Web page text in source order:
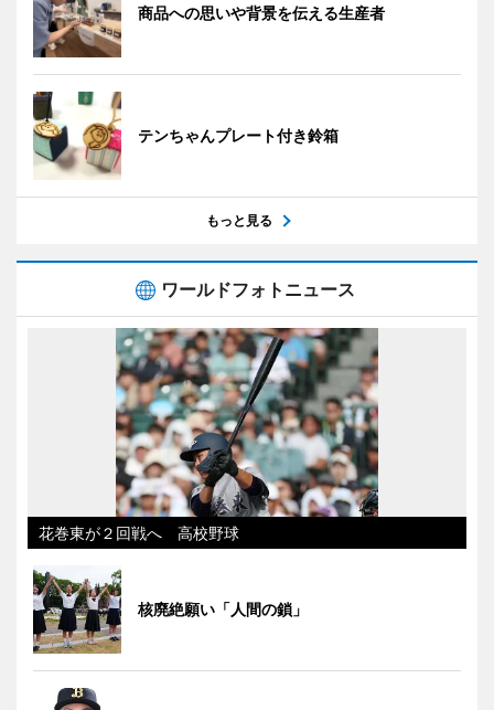
商品への思いや背景を伝える生産者
テンちゃんプレート付き鈴箱
もっと見る
ワールドフォトニュース
花巻東が２回戦へ 高校野球
核廃絶願い「人間の鎖」